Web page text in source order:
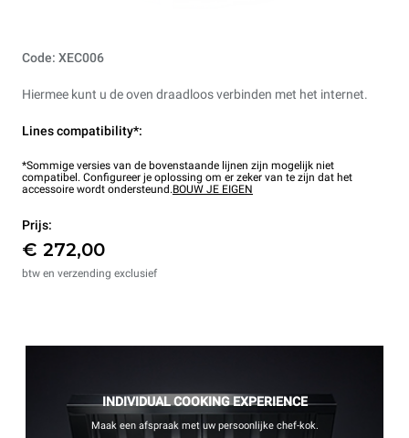
Code: XEC006
Hiermee kunt u de oven draadloos verbinden met het internet.
Lines compatibility*:
*Sommige versies van de bovenstaande lijnen zijn mogelijk niet
compatibel. Configureer je oplossing om er zeker van te zijn dat het
accessoire wordt ondersteund.BOUW JE EIGEN
Prijs:
€ 272,00
btw en verzending exclusief
INDIVIDUAL COOKING EXPERIENCE
Maak een afspraak met uw persoonlijke chef-kok.